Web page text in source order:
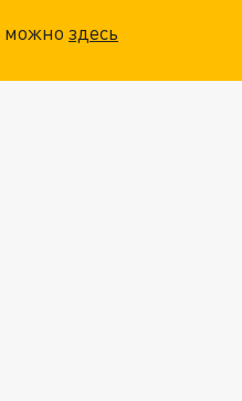
можноздесь